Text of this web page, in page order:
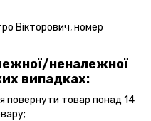
Вікторович, номер
неналежної
випадках:
повернути товар понад 14